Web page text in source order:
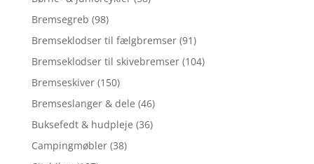
Bremsegreb (98)
Bremseklodser til fælgbremser (91)
Bremseklodser til skivebremser (104)
Bremseskiver (150)
Bremseslanger & dele (46)
Buksefedt & hudpleje (36)
Campingmøbler (38)